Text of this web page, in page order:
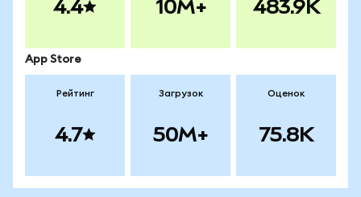
4.4 10M+ 483.9K
App Store
Рейтинг
4.7
Загрузок
50M+
Оценок
75.8K